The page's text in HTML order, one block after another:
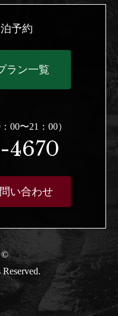
予約
ラン一覧
00〜21：00）
4670
い合わせ
©